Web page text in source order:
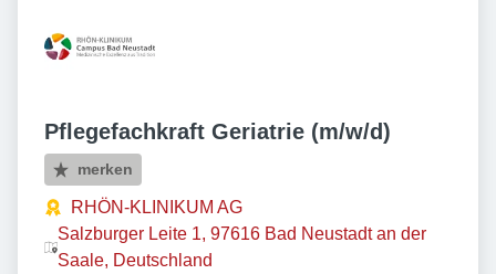
Pflegefachkraft Geriatrie (m/w/d)
merken
RHÖN-KLINIKUM AG
Salzburger Leite 1, 97616 Bad Neustadt an der
Saale, Deutschland